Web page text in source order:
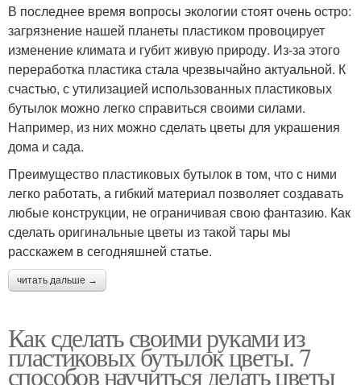
В последнее время вопросы экологии стоят очень остро:
загрязнение нашей планеты пластиком провоцирует
изменение климата и губит живую природу. Из-за этого
переработка пластика стала чрезвычайно актуальной. К
счастью, с утилизацией использованных пластиковых
бутылок можно легко справиться своими силами.
Например, из них можно сделать цветы для украшения
дома и сада.
Преимущество пластиковых бутылок в том, что с ними
легко работать, а гибкий материал позволяет создавать
любые конструкции, не ограничивая свою фантазию. Как
сделать оригинальные цветы из такой тары мы
расскажем в сегодняшней статье.
читать дальше →
Как сделать своими руками из
пластиковых бутылок цветы. 7
способов научиться делать цветы